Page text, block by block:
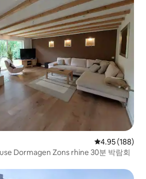
평점 4.95점(5
4.95 (188)
Dormagen Zons rhine 30분 박람회